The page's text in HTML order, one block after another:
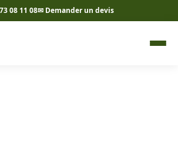
08 11 08✉ Demander un devis